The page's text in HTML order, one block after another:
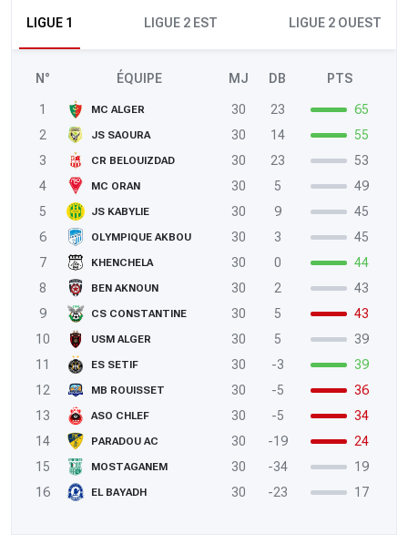
LIGUE 1 LIGUE 2 EST LIGUE 2 OUEST
N° ÉQUIPE MJ DB PTS
1 MC ALGER 30 23
65
2
JS SAOURA 30 14
55
3
CR BELOUIZDAD 30 23
53
4
MC ORAN 30 5
49
5
JS KABYLIE 30 9
45
6
OLYMPIQUE AKBOU 30 3
45
7
KHENCHELA 30 0
44
8
BEN AKNOUN 30 2
43
9
CS CONSTANTINE 30 5
43
10
USM ALGER 30 5
39
11
ES SETIF 30 -3
39
12
MB ROUISSET 30 -5
36
13
ASO CHLEF 30 -5
34
14
PARADOU AC 30 -19
24
15
MOSTAGANEM 30 -34
19
16
EL BAYADH 30 -23 17